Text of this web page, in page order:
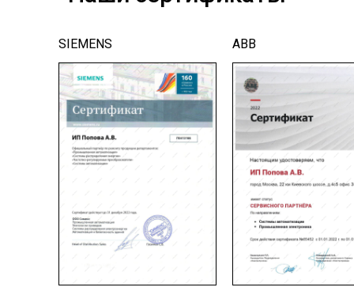
SIEMENS ABB